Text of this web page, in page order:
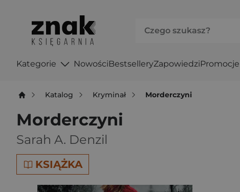
Kategorie NowościBestselleryZapowiedziPromocje
Katalog Kryminał Morderczyni
Morderczyni
Sarah A. Denzil
KSIĄŻKA